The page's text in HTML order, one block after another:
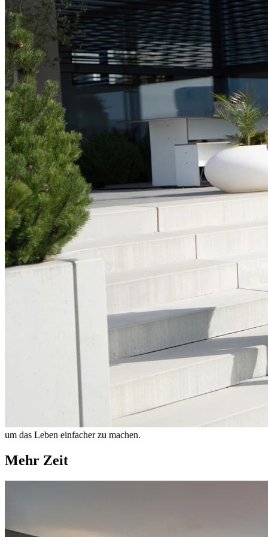
um das Leben einfacher zu machen.
Mehr Zeit